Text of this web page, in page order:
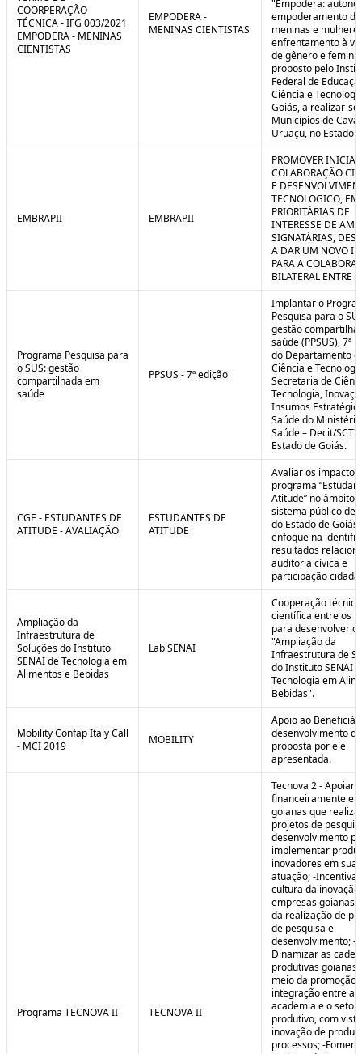
COORPERAÇÃO
TÉCNICA - IFG 003/2021
EMPODERA - MENINAS
CIENTISTAS
EMPODERA -
MENINAS CIENTISTAS
"Empodera:
empoderamento de
meninas e
enfrentamento à
de gênero e
proposto pelo
Federal de
Ciência e
Goiás, a realizar-se
Municípios de
Uruaçu, no Estado
EMBRAPII EMBRAPII
PROMOVER
COLABORAÇÃO
E
TECNOLOGICO, EM
PRIORITÁRIAS DE
INTERESSE DE
SIGNATÁRIAS,
A DAR UM NOVO
PARA A
BILATERAL ENTRE
Programa Pesquisa para
o SUS: gestão
compartilhada em
saúde
PPSUS - 7ª edição
Implantar o
Pesquisa para o
gestão
saúde (PPSUS), 7ª
do Departamento
Ciência e
Secretaria de
Tecnologia,
Insumos
Saúde do
Saúde – Decit/
Estado de Goiás.
CGE - ESTUDANTES DE
ATITUDE - AVALIAÇÃO
ESTUDANTES DE
ATITUDE
Avaliar os impactos
programa
Atitude” no âmbito
sistema público de
do Estado de
enfoque na
resultados
auditoria cívica e
participação cidadã
Ampliação da
Infraestrutura de
Soluções do Instituto
SENAI de Tecnologia em
Alimentos e Bebidas
Lab SENAI
Cooperação
científica entre os
para desenvolver o
"Ampliação da
Infraestrutura de
do Instituto SENAI
Tecnologia em
Bebidas".
Mobility Confap Italy Call
- MCI 2019
MOBILITY
Apoio ao
desenvolvimento da
proposta por ele
apresentada.
Programa TECNOVA II TECNOVA II
Tecnova 2 - Apoiar
financeiramente
goianas que
projetos de
desenvolvimento
implementar
inovadores em sua
atuação; -
cultura da inovação
empresas goianas
da realização de
de pesquisa e
desenvolvimento; -
Dinamizar as
produtivas goianas
meio da promoção
integração entre a
academia e o setor
produtivo, com
inovação de
processos; -